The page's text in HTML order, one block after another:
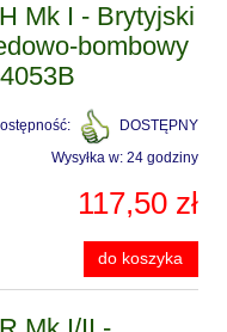
Mk I - Brytyjski
bombowy
DOSTĘPNY
Wysyłka w: 24 godziny
117,50 zł
do koszyka